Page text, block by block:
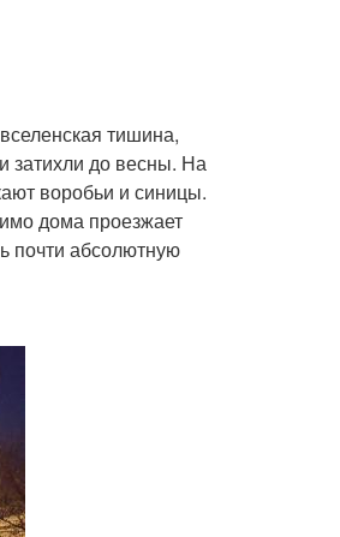
тишина,
затихли до весны. На
воробьи и синицы.
дома проезжает
почти абсолютную